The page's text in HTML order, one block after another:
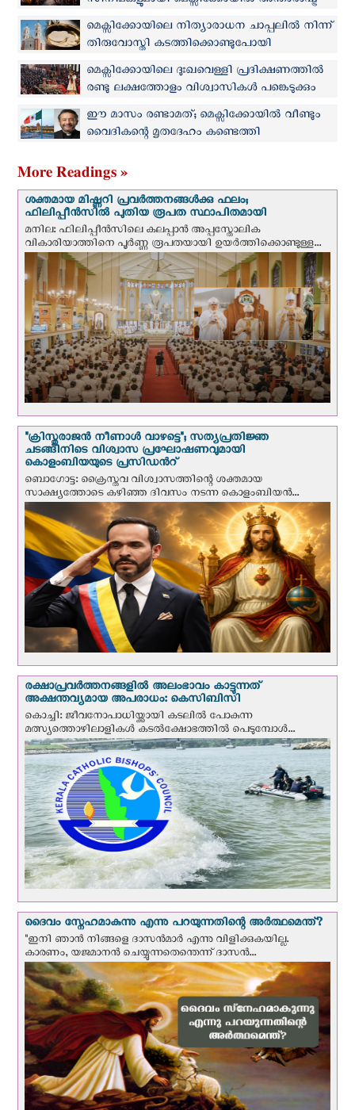
ആത്മീയ ചലച്ചിത്രമേള
മെക്സിക്കോയിലെ നിത്യാരാധന ചാപ്പലില്‍ നിന്ന്
തിരുവോസ്തി കടത്തിക്കൊണ്ടുപോയി
മെക്സിക്കോയിലെ ദുഃഖവെള്ളി പ്രദിക്ഷണത്തില്‍
രണ്ടു ലക്ഷത്തോളം വിശ്വാസികള്‍ പങ്കെടുക്കും
ഈ മാസം രണ്ടാമത്; മെക്സിക്കോയില്‍ വീണ്ടും
വൈദികന്റെ മൃതദേഹം കണ്ടെത്തി
More Readings »
ശക്തമായ മിഷ്ണറി പ്രവർത്തനങ്ങൾക്കു ഫലം;
ഫിലിപ്പീൻസിൽ പുതിയ രൂപത സ്ഥാപിതമായി
മനില: ഫിലിപ്പീൻസിലെ കലപ്പാൻ അപ്പസ്തോലിക
വികാരിയാത്തിനെ പൂർണ്ണ രൂപതയായി ഉയർത്തിക്കൊണ്ടുള്ള...
"ക്രിസ്തുരാജന്‍ നീണാള്‍ വാഴട്ടെ"; സത്യപ്രതിജ്ഞ
ചടങ്ങിനിടെ വിശ്വാസ പ്രഘോഷണവുമായി
കൊളംബിയയുടെ പ്രസിഡന്‍റ്
ബൊഗോട്ട: ക്രൈസ്തവ വിശ്വാസത്തിന്റെ ശക്തമായ
സാക്ഷ്യത്തോടെ കഴിഞ്ഞ ദിവസം നടന്ന കൊളംബിയന്‍...
രക്ഷാപ്രവര്‍ത്തനങ്ങളില്‍ അലംഭാവം കാട്ടുന്നത്
അക്ഷന്തവ്യമായ അപരാധം: കെസിബിസി
കൊച്ചി: ജീവനോപാധിയ്ക്കായി കടലില്‍ പോകുന്ന
മത്സ്യത്തൊഴിലാളികള്‍ കടല്‍ക്ഷോഭത്തില്‍ പെടുമ്പോള്‍...
ദൈവം സ്നേഹമാകുന്നു എന്നു പറയുന്നതിന്റെ അർത്ഥമെന്ത്?
"ഇനി ഞാന്‍ നിങ്ങളെ ദാസന്‍മാര്‍ എന്നു വിളിക്കുകയില്ല.
കാരണം, യജമാനന്‍ ചെയ്യുന്നതെന്തെന്ന് ദാസന്‍...